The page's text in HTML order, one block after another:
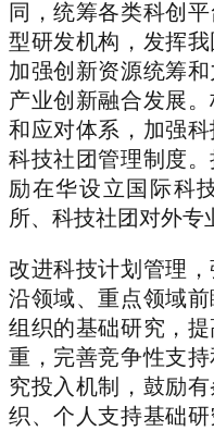
同，统筹各类科创
型研发机构，发挥
加强创新资源统筹
产业创新融合发展
和应对体系，加强
科技社团管理制度
励在华设立国际科
所、科技社团对外专
改进科技计划管理
沿领域、重点领域
组织的基础研究，
重，完善竞争性支
究投入机制，鼓励
织、个人支持基础